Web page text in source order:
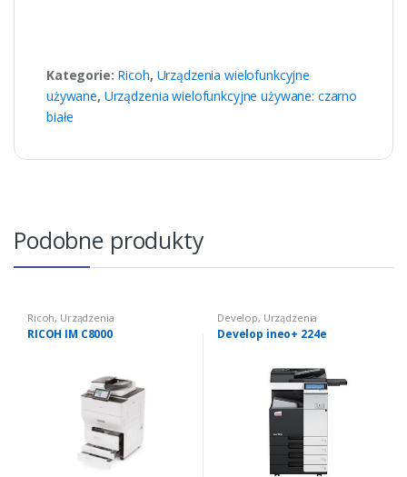
Kategorie: Ricoh, Urządzenia wielofunkcyjne
używane, Urządzenia wielofunkcyjne używane: czarno
białe
Podobne produkty
Ricoh, Urządzenia
wielofunkcyjne używane
Urządzenia wielofunkcyjne
RICOH IM C8000
Develop, Urządzenia
wielofunkcyjne używane
Urządzenia wielofunkcyjne
Develop ineo+ 224e